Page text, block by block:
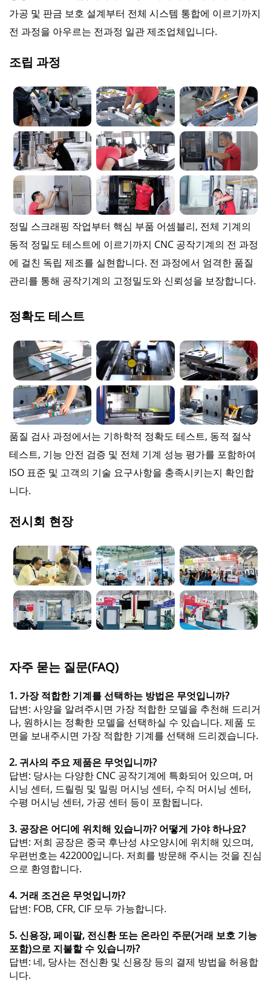
가공 및 판금 보호 설계부터 전체 시스템 통합에 이르기까지
전 과정을 아우르는 전과정 일관 제조업체입니다.
조립 과정
정밀 스크래핑 작업부터 핵심 부품 어셈블리, 전체 기계의
동적 정밀도 테스트에 이르기까지 CNC 공작기계의 전 과정
에 걸친 독립 제조를 실현합니다. 전 과정에서 엄격한 품질
관리를 통해 공작기계의 고정밀도와 신뢰성을 보장합니다.
정확도 테스트
품질 검사 과정에서는 기하학적 정확도 테스트, 동적 절삭
테스트, 기능 안전 검증 및 전체 기계 성능 평가를 포함하여
ISO 표준 및 고객의 기술 요구사항을 충족시키는지 확인합
니다.
전시회 현장
자주 묻는 질문(FAQ)
1. 가장 적합한 기계를 선택하는 방법은 무엇입니까?
답변: 사양을 알려주시면 가장 적합한 모델을 추천해 드리거
나, 원하시는 정확한 모델을 선택하실 수 있습니다. 제품 도
면을 보내주시면 가장 적합한 기계를 선택해 드리겠습니다.
2. 귀사의 주요 제품은 무엇입니까?
답변: 당사는 다양한 CNC 공작기계에 특화되어 있으며, 머
시닝 센터, 드릴링 및 밀링 머시닝 센터, 수직 머시닝 센터,
수평 머시닝 센터, 가공 센터 등이 포함됩니다.
3. 공장은 어디에 위치해 있습니까? 어떻게 가야 하나요?
답변: 저희 공장은 중국 후난성 샤오양시에 위치해 있으며,
우편번호는 422000입니다. 저희를 방문해 주시는 것을 진심
으로 환영합니다.
4. 거래 조건은 무엇입니까?
답변: FOB, CFR, CIF 모두 가능합니다.
5. 신용장, 페이팔, 전신환 또는 온라인 주문(거래 보호 기능
포함)으로 지불할 수 있습니까?
답변: 네, 당사는 전신환 및 신용장 등의 결제 방법을 허용합
니다.